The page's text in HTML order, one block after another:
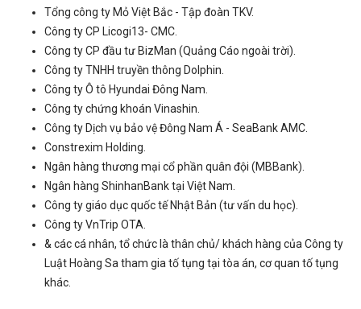
Tổng công ty Mỏ Việt Bắc - Tập đoàn TKV.
Công ty CP Licogi13- CMC.
Công ty CP đầu tư BizMan (Quảng Cáo ngoài trời).
Công ty TNHH truyền thông Dolphin.
Công ty Ô tô Hyundai Đông Nam.
Công ty chứng khoán Vinashin.
Công ty Dịch vụ bảo vệ Đông Nam Á - SeaBank AMC.
Constrexim Holding.
Ngân hàng thương mại cổ phần quân đội (MBBank).
Ngân hàng ShinhanBank tại Việt Nam.
Công ty giáo dục quốc tế Nhật Bản (tư vấn du học).
Công ty VnTrip OTA.
& các cá nhân, tổ chức là thân chủ/ khách hàng của Công ty
Luật Hoàng Sa tham gia tố tụng tại tòa án, cơ quan tố tụng
khác.